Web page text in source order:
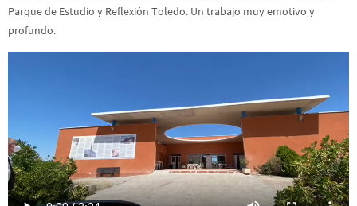
Parque de Estudio y Reflexión Toledo. Un trabajo muy emotivo y
profundo.